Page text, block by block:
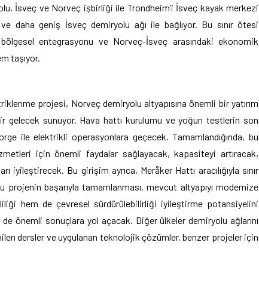
İsveç ve Norveç işbirliği ile Trondheim’i İsveç kayak merkezi
daha geniş İsveç demiryolu ağı ile bağlıyor. Bu sınır ötesi
entegrasyonu ve Norveç-İsveç arasındaki ekonomik
taşıyor.
projesi, Norveç demiryolu altyapısına önemli bir yatırım
gelecek sunuyor. Hava hattı kurulumu ve yoğun testlerin son
ile elektrikli operasyonlara geçecek. Tamamlandığında, bu
için önemli faydalar sağlayacak, kapasiteyi artıracak,
iyileştirecek. Bu girişim ayrıca, Meråker Hattı aracılığıyla sınır
projenin başarıyla tamamlanması, mevcut altyapıyı modernize
hem de çevresel sürdürülebilirliği iyileştirme potansiyelini
önemli sonuçlara yol açacak. Diğer ülkeler demiryolu ağlarını
dersler ve uygulanan teknolojik çözümler, benzer projeler için